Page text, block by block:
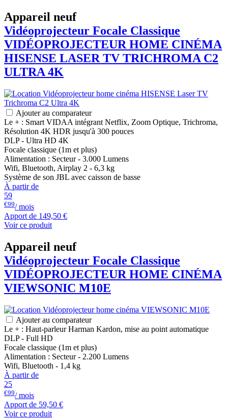
Appareil neuf
Vidéoprojecteur Focale Classique
VIDÉOPROJECTEUR HOME CINÉMA
HISENSE LASER TV TRICHROMA C2
ULTRA 4K
Ajouter au comparateur
Le + : Smart VIDAA intégrant Netflix, Zoom Optique, Trichroma,
Résolution 4K HDR jusqu'à 300 pouces
DLP - Ultra HD 4K
Focale classique (1m et plus)
Alimentation : Secteur - 3.000 Lumens
Wifi, Bluetooth, Airplay 2 - 6,3 kg
Système de son JBL avec caisson de basse
À partir de
59
€99/ mois
Apport de 149,50 €
Voir ce produit
Appareil neuf
Vidéoprojecteur Focale Classique
VIDÉOPROJECTEUR HOME CINÉMA
VIEWSONIC M10E
Ajouter au comparateur
Le + : Haut-parleur Harman Kardon, mise au point automatique
DLP - Full HD
Focale classique (1m et plus)
Alimentation : Secteur - 2.200 Lumens
Wifi, Bluetooth - 1,4 kg
À partir de
25
€99/ mois
Apport de 59,50 €
Voir ce produit